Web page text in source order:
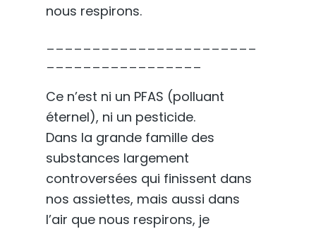
nous respirons.
Ce n’est ni un PFAS (polluant
éternel), ni un pesticide.
Dans la grande famille des
substances largement
controversées qui finissent dans
nos assiettes, mais aussi dans
l’air que nous respirons, je